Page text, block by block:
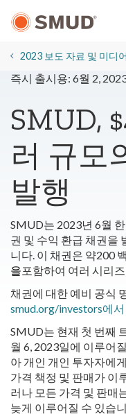
2023 보도 자료 및 미디
즉시 출시용: 6월 2,
SMUD,
러 규모
발행
SMUD는 2023년 6월
권 및 수익 환급 채권을
니다. 이 채권은 약200
을포함하여 여러 시리
채권에 대한 예비 공식
smud.org/investors에서
SMUD는 현재 첫 번째
월 6, 2023일에 이루어
아 개인 개인 투자자에
가격 책정 및 판매가 이
러나 모든 가격 및 판매
늦게 이루어질 수 있습